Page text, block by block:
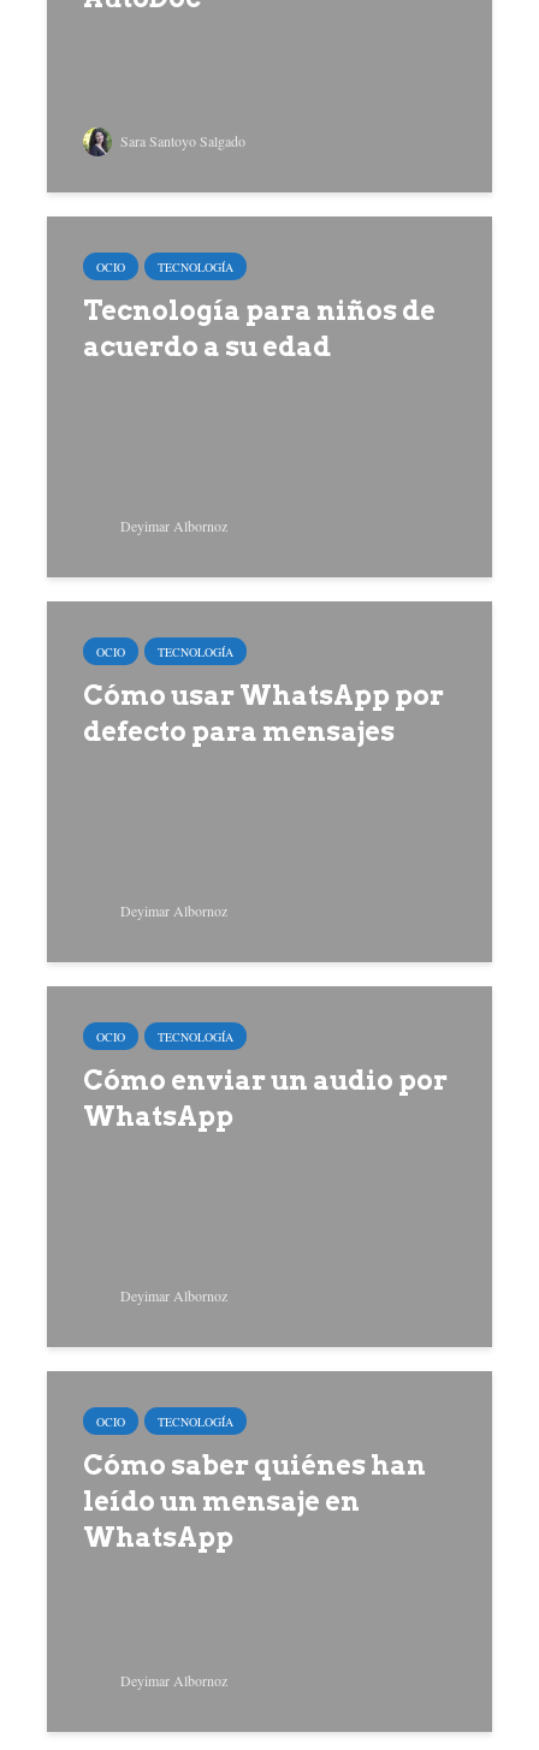
Sara Santoyo Salgado
OCIO TECNOLOGÍA
Tecnología para niños de
acuerdo a su edad
Deyimar Albornoz
OCIO TECNOLOGÍA
Cómo usar WhatsApp por
defecto para mensajes
Deyimar Albornoz
OCIO TECNOLOGÍA
Cómo enviar un audio por
WhatsApp
Deyimar Albornoz
OCIO TECNOLOGÍA
Cómo saber quiénes han
leído un mensaje en
WhatsApp
Deyimar Albornoz